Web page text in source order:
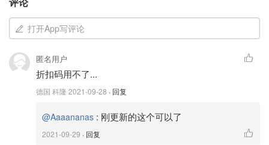
打开App写评论
匿名用户
折扣码用不了...
德国 科隆 2021-09-28 · 回复
@Aaaananas : 刚更新的这个可以了
2021-09-29 · 回复